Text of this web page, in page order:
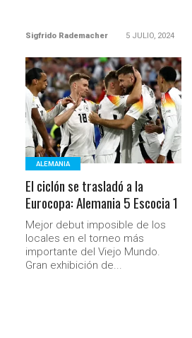
Sigfrido Rademacher 5 JULIO, 2024
LEER MÁS
ALEMANIA
El ciclón se trasladó a la
Eurocopa: Alemania 5 Escocia 1
Mejor debut imposible de los
locales en el torneo más
importante del Viejo Mundo.
Gran exhibición de...